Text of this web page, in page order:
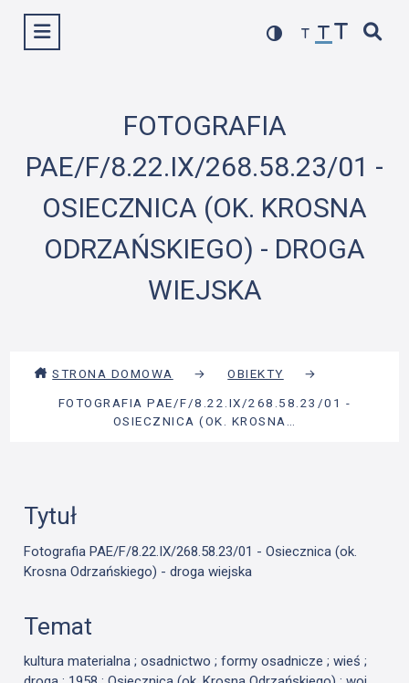
Wyświetl menu
FOTOGRAFIA
PAE/F/8.22.IX/268.58.23/01 -
OSIECZNICA (OK. KROSNA
ODRZAŃSKIEGO) - DROGA
WIEJSKA
STRONA DOMOWA → OBIEKTY
→
FOTOGRAFIA PAE/F/8.22.IX/268.58.23/01 -
OSIECZNICA (OK. KROSNA…
Tytuł
Fotografia PAE/F/8.22.IX/268.58.23/01 - Osiecznica (ok.
Krosna Odrzańskiego) - droga wiejska
Temat
kultura materialna ; osadnictwo ; formy osadnicze ; wieś ;